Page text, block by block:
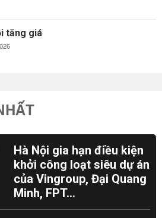
tăng giá
Hà Nội gia hạn điều kiện
khởi công loạt siêu dự án
của Vingroup, Đại Quang
Minh, FPT...